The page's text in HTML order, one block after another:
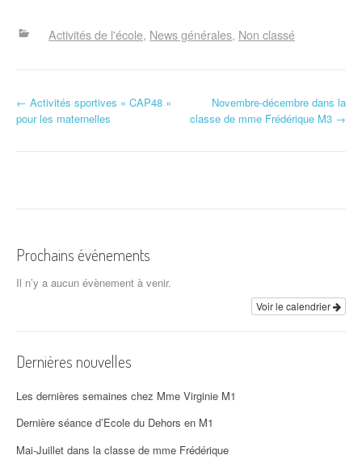
Activités de l'école News générales Non classé
N
a
t
n
d
'
a
← Activités sportives « CAP48 »
pour les maternelles
Novembre-décembre dans la
classe de mme Frédérique M3 →
Prochains événements
Il n’y a aucun évènement à venir.
Voir le calendrier
Dernières nouvelles
Les dernières semaines chez Mme Virginie M1
Dernière séance d’Ecole du Dehors en M1
Mai-Juillet dans la classe de mme Frédérique